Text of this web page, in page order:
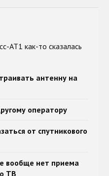
АТ1 как-то сказалась
антенну на
оператору
от спутникового
вообще нет приема
ТВ